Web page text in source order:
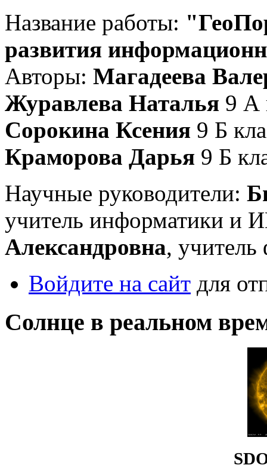
Название работы:
развития
Авторы: Магадеева
Журавлева Наталья 9 А
Сорокина Ксения 9 Б
Краморова Дарья 9 Б
Научные руководители:
учитель информатики и
Александровна, учитель
Войдите на сайт для
Солнце в реальном